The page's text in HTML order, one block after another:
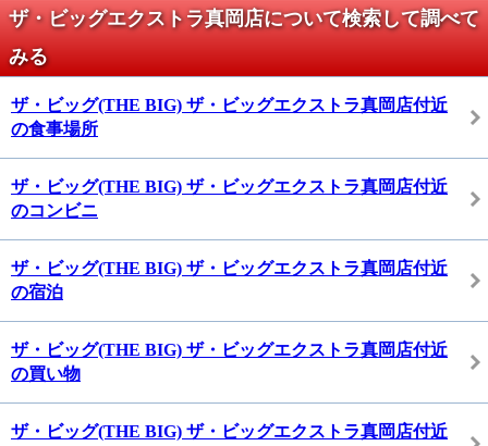
ザ・ビッグエクストラ真岡店について検索して調べて
みる
ザ・ビッグ(THE BIG) ザ・ビッグエクストラ真岡店付近
の食事場所
ザ・ビッグ(THE BIG) ザ・ビッグエクストラ真岡店付近
のコンビニ
ザ・ビッグ(THE BIG) ザ・ビッグエクストラ真岡店付近
の宿泊
ザ・ビッグ(THE BIG) ザ・ビッグエクストラ真岡店付近
の買い物
ザ・ビッグ(THE BIG) ザ・ビッグエクストラ真岡店付近